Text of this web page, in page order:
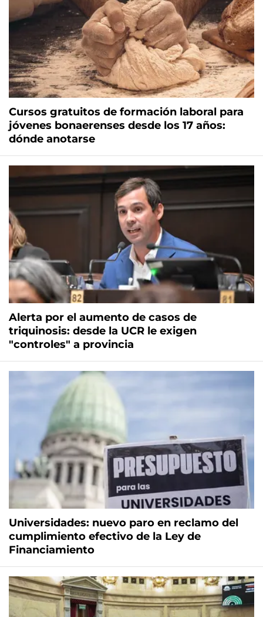
Cursos gratuitos de formación laboral para
jóvenes bonaerenses desde los 17 años:
dónde anotarse
Alerta por el aumento de casos de
triquinosis: desde la UCR le exigen
"controles" a provincia
Universidades: nuevo paro en reclamo del
cumplimiento efectivo de la Ley de
Financiamiento